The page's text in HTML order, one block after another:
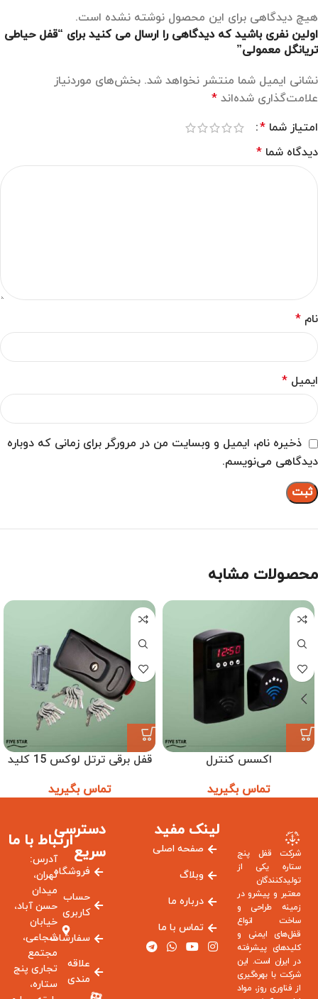
هیچ دیدگاهی برای این محصول نوشته نشده است.
اولین نفری باشید که دیدگاهی را ارسال می کنید برای “قفل حیاطی
تریانگل معمولی”
نشانی ایمیل شما منتشر نخواهد شد. بخش‌های موردنیاز
علامت‌گذاری شده‌اند *
امتیاز شما *
دیدگاه شما *
نام *
ایمیل *
ذخیره نام، ایمیل و وبسایت من در مرورگر برای زمانی که دوباره
دیدگاهی می‌نویسم.
محصولات مشابه
اکسس کنترل
تماس بگیرید
قفل برقی ترتل لوکس 15 کلید
تماس بگیرید
شرکت قفل پنج
ستاره یکی از
تولیدکنندگان
معتبر و پیشرو در
زمینه طراحی و
ساخت انواع
قفل‌های ایمنی و
کلیدهای پیشرفته
در ایران است. این
شرکت با بهره‌گیری
از فناوری روز، مواد
لینک مفید
صفحه اصلی
وبلاگ
درباره ما
تماس با ما
دسترسی
سریع
فروشگاه
حساب
کاربری
سفارشات
علاقه
مندی
ارتباط با ما
آدرس:
تهران،
میدان
حسن آباد،
خیابان
شجاعی،
مجتمع
تجاری پنج
ستاره،